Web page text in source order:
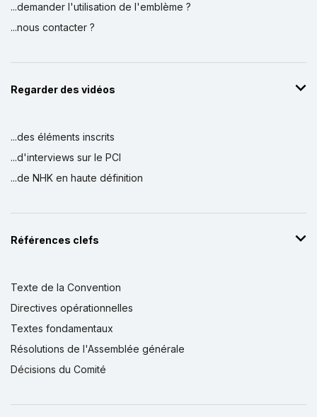
...demander l'utilisation de l'emblème ?
...nous contacter ?
Regarder des vidéos
...des éléments inscrits
...d'interviews sur le PCI
...de NHK en haute définition
Références clefs
Texte de la Convention
Directives opérationnelles
Textes fondamentaux
Résolutions de l'Assemblée générale
Décisions du Comité